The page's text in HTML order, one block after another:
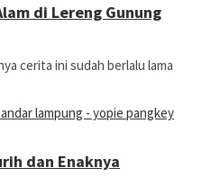
di Lereng Gunung
cerita ini sudah berlalu lama
dan Enaknya